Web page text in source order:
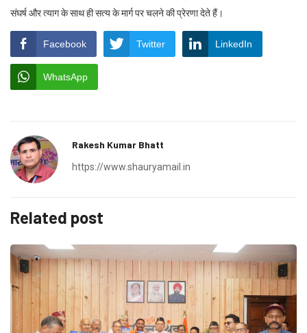
संघर्ष और त्याग के साथ ही सत्य के मार्ग पर चलने की प्रेरणा देते हैं।
Facebook Twitter LinkedIn
WhatsApp
Rakesh Kumar Bhatt
https://www.shauryamail.in
Related post